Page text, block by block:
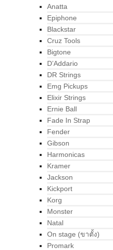
Anatta
Epiphone
Blackstar
Cruz Tools
Bigtone
D’Addario
DR Strings
Emg Pickups
Elixir Strings
Ernie Ball
Fade In Strap
Fender
Gibson
Harmonicas
Kramer
Jackson
Kickport
Korg
Monster
Natal
On stage (ขาตั้ง)
Promark